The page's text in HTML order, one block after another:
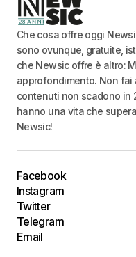
Che cosa offre oggi
sono ovunque, gratuite,
che Newsic offre è altro:
approfondimento. Non
contenuti non scadono in
hanno una vita che
Newsic!
Facebook
Instagram
Twitter
Telegram
Email